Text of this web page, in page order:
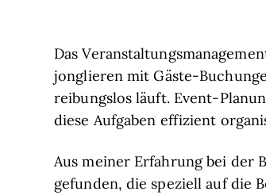
Das
jonglieren mit Gäste-
reibungslos läuft. Event-
diese Aufgaben effizient
Aus meiner Erfahrung bei der
gefunden, die speziell auf die